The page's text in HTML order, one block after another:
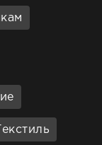
Текстиль